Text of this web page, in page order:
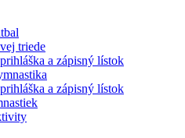
triede
a zápisný lístok
a zápisný lístok